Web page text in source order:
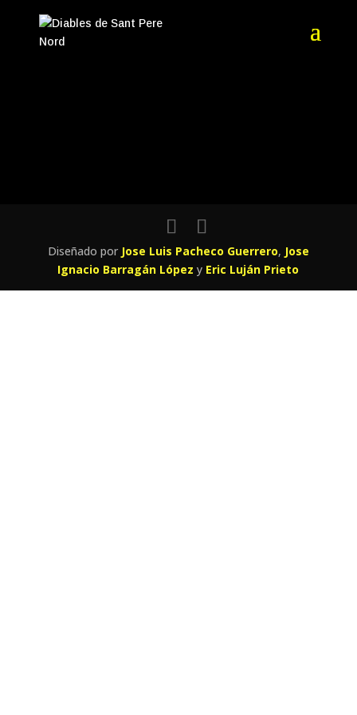
Diseñado por Jose Luis Pacheco Guerrero, Jose
Ignacio Barragán Lópezy Eric Luján Prieto